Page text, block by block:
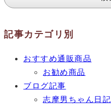
記事カテゴリ別
おすすめ通販商品
お勧め商品
ブログ記事
志摩男ちゃん日記